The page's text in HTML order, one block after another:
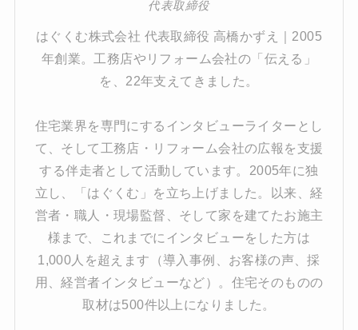
代表取締役
はぐくむ株式会社 代表取締役 高橋かずえ｜2005
年創業。工務店やリフォーム会社の「伝える」
を、22年支えてきました。
住宅業界を専門にするインタビューライターとし
て、そして工務店・リフォーム会社の広報を支援
する伴走者として活動しています。2005年に独
立し、「はぐくむ」を立ち上げました。以来、経
営者・職人・現場監督、そして家を建てたお施主
様まで、これまでにインタビューをした方は
1,000人を超えます（導入事例、お客様の声、採
用、経営者インタビューなど）。住宅そのものの
取材は500件以上になりました。